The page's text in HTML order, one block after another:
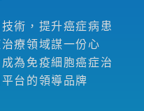
術，提升癌症病患
療領域謀一份心
為免疫細胞癌症治
台的領導品牌